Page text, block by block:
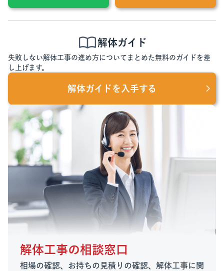
解体ガイド
失敗しない解体工事の進め方についてまとめた無料のガイドを差
し上げます。
解体ガイドを入手する
解体工事の相談窓口
相場の確認、お持ちの見積りの確認、解体工事に関